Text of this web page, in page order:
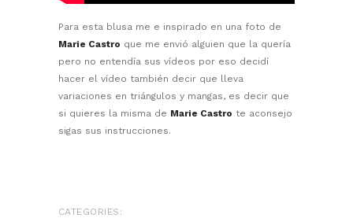
Para esta blusa me e inspirado en una foto de
Marie Castro que me envió alguien que la quería
pero no entendía sus vídeos por eso decidí
hacer el vídeo también decir que lleva
variaciones en triángulos y mangas, es decir que
si quieres la misma de Marie Castro te aconsejo
sigas sus instrucciones.
CATEGORIES: